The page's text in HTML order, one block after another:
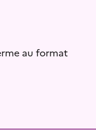
au format